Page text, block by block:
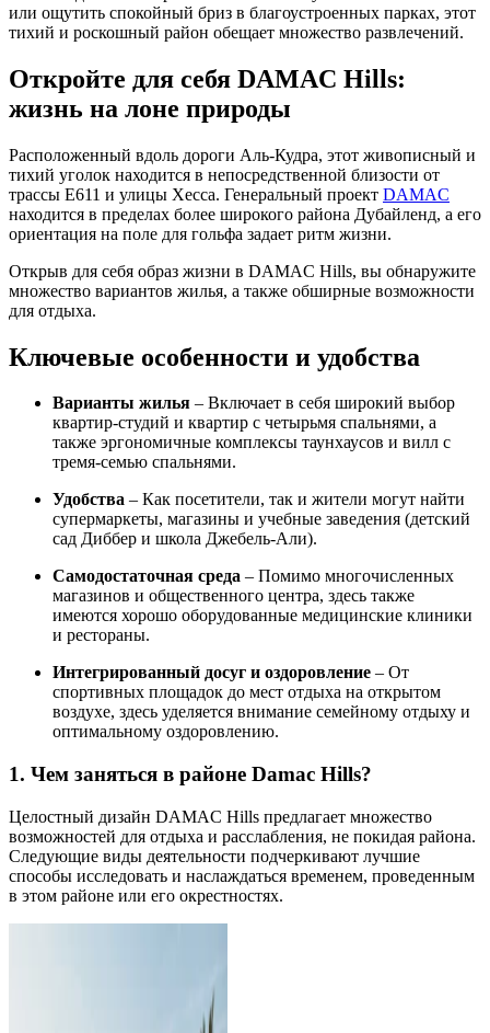
или ощутить спокойный бриз в благоустроенных парках, этот
тихий и роскошный район обещает множество развлечений.
Откройте для себя DAMAC Hills:
жизнь на лоне природы
Расположенный вдоль дороги Аль-Кудра, этот живописный и
тихий уголок находится в непосредственной близости от
трассы E611 и улицы Хесса. Генеральный проект DAMAC
находится в пределах более широкого района Дубайленд, а его
ориентация на поле для гольфа задает ритм жизни.
Открыв для себя образ жизни в DAMAC Hills, вы обнаружите
множество вариантов жилья, а также обширные возможности
для отдыха.
Ключевые особенности и удобства
Варианты жилья – Включает в себя широкий выбор
квартир-студий и квартир с четырьмя спальнями, а
также эргономичные комплексы таунхаусов и вилл с
тремя-семью спальнями.
Удобства – Как посетители, так и жители могут найти
супермаркеты, магазины и учебные заведения (детский
сад Диббер и школа Джебель-Али).
Самодостаточная среда – Помимо многочисленных
магазинов и общественного центра, здесь также
имеются хорошо оборудованные медицинские клиники
и рестораны.
Интегрированный досуг и оздоровление – От
спортивных площадок до мест отдыха на открытом
воздухе, здесь уделяется внимание семейному отдыху и
оптимальному оздоровлению.
1. Чем заняться в районе Damac Hills?
Целостный дизайн DAMAC Hills предлагает множество
возможностей для отдыха и расслабления, не покидая района.
Следующие виды деятельности подчеркивают лучшие
способы исследовать и наслаждаться временем, проведенным
в этом районе или его окрестностях.